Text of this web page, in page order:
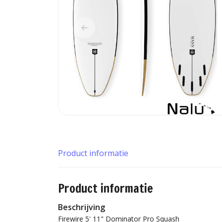
Product informatie
Product informatie
Beschrijving
Firewire 5' 11" Dominator Pro Squash